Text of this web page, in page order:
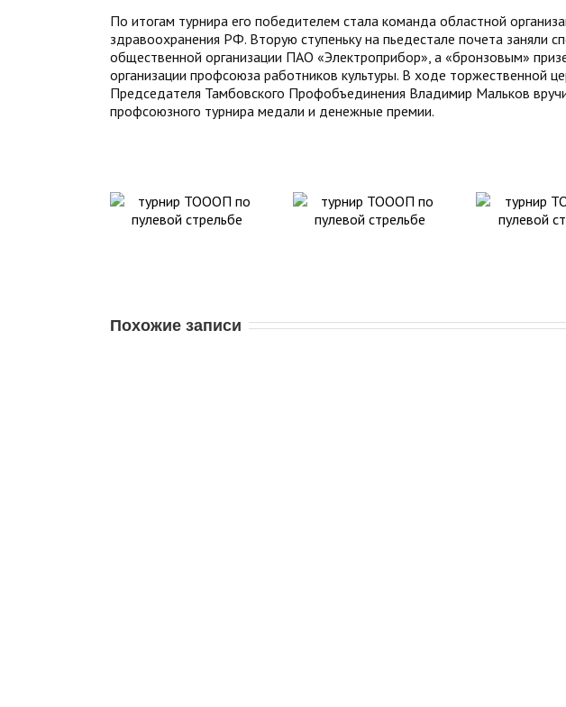
По итогам турнира его победителем стала команда областной
здравоохранения РФ. Вторую ступеньку на пьедестале почета заняли
общественной организации ПАО «Электроприбор», а «бронзовым»
организации профсоюза работников культуры. В ходе торжественной
Председателя Тамбовского Профобъединения Владимир Мальков
профсоюзного турнира медали и денежные премии.
Похожие записи